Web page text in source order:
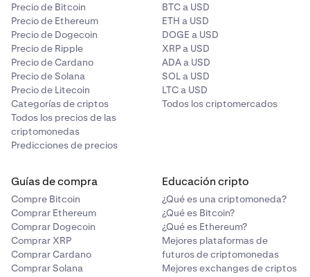
Precio de Bitcoin
Precio de Ethereum
Precio de Dogecoin
Precio de Ripple
Precio de Cardano
Precio de Solana
Precio de Litecoin
Categorías de criptos
Todos los precios de las
criptomonedas
Predicciones de precios
BTC a USD
ETH a USD
DOGE a USD
XRP a USD
ADA a USD
SOL a USD
LTC a USD
Todos los criptomercados
Guías de compra
Compre Bitcoin
Comprar Ethereum
Comprar Dogecoin
Comprar XRP
Comprar Cardano
Comprar Solana
Educación cripto
¿Qué es una criptomoneda?
¿Qué es Bitcoin?
¿Qué es Ethereum?
Mejores plataformas de
futuros de criptomonedas
Mejores exchanges de criptos